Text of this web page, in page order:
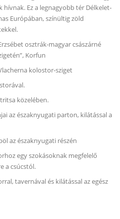
hívnak. Ez a legnagyobb tér Délkelet-
Európában, színültig zöld
osztrák-magyar császárné
Korfun
kolostor-sziget
közelében.
az északnyugati parton, kilátással a
az északnyugati részén
egy szokásoknak megfelelő
a csúcstól.
tavernával és kilátással az egész